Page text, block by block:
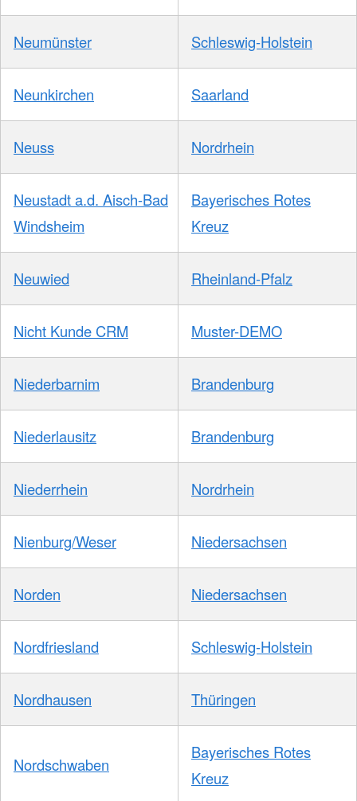
Neumünster Schleswig-Holstein
Neunkirchen Saarland
Neuss Nordrhein
Neustadt a.d. Aisch-Bad
Windsheim
Bayerisches Rotes
Kreuz
Neuwied Rheinland-Pfalz
Nicht Kunde CRM Muster-DEMO
Niederbarnim Brandenburg
Niederlausitz Brandenburg
Niederrhein Nordrhein
Nienburg/Weser Niedersachsen
Norden Niedersachsen
Nordfriesland Schleswig-Holstein
Nordhausen Thüringen
Nordschwaben
Bayerisches Rotes
Kreuz